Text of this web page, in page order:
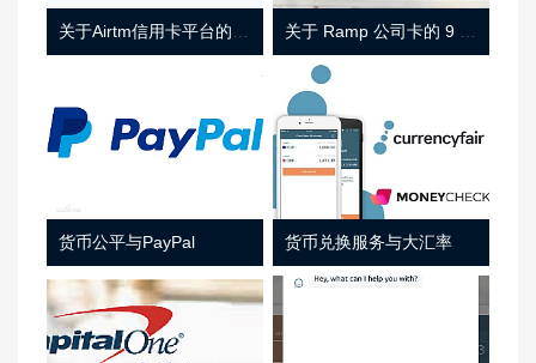
货币公平与PayPal 货币兑换服务与大汇率